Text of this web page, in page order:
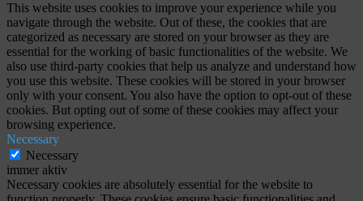
This website uses cookies to improve your experience while you
navigate through the website. Out of these, the cookies that are
categorized as necessary are stored on your browser as they are
essential for the working of basic functionalities of the website. We
also use third-party cookies that help us analyze and understand how
you use this website. These cookies will be stored in your browser
only with your consent. You also have the option to opt-out of these
cookies. But opting out of some of these cookies may affect your
browsing experience.
Necessary
Necessary
immer aktiv
Necessary cookies are absolutely essential for the website to